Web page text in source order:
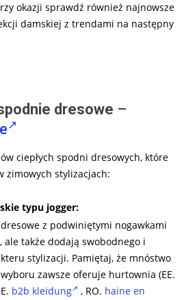
okazji sprawdź również najnowsze
damskiej z trendami na następny
dresowe –
ciepłych spodni dresowych, które
zimowych stylizacjach:
typu jogger:
z podwiniętymi nogawkami
ale także dodają swobodnego i
stylizacji. Pamiętaj, że mnóstwo
zawsze oferuje hurtownia (EE.
b2b kleidung , RO. haine en